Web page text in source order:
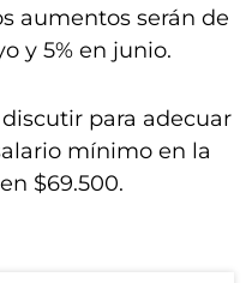
aumentos serán de
y 5% en junio.
discutir para adecuar
mínimo en la
$69.500.